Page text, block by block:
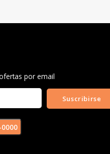
por email
Suscribirse